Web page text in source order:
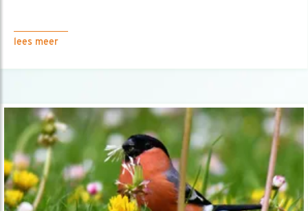
lees meer